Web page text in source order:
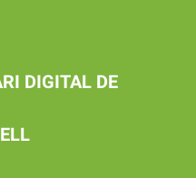
DIGITAL DE